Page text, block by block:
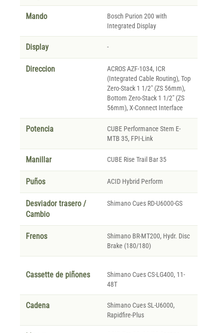
Mando
Bosch Purion 200 with
Integrated Display
Display -
Direccion
ACROS AZF-1034, ICR
(Integrated Cable Routing), Top
Zero-Stack 1 1/2" (ZS 56mm),
Bottom Zero-Stack 1 1/2" (ZS
56mm), X-Connect Interface
Potencia
CUBE Performance Stem E-
MTB 35, FPI-Link
Manillar CUBE Rise Trail Bar 35
Puños ACID Hybrid Perform
Desviador trasero /
Cambio
Shimano Cues RD-U6000-GS
Frenos
Shimano BR-MT200, Hydr. Disc
Brake (180/180)
Cassette de piñones
Shimano Cues CS-LG400, 11-
48T
Cadena
Shimano Cues SL-U6000,
Rapidfire-Plus